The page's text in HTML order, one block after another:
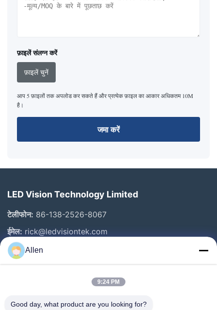
फ़ाइलें संलग्न करें
फ़ाइलें चुनें
आप 5 फ़ाइलों तक अपलोड कर सकते हैं और प्रत्येक फ़ाइल का आकार अधिकतम 10M
है।
जमा करें
LED Vision Technology Limited
टेलीफोन: 86-138-2526-8067
ईमेल: rick@ledvisiontek.com
त्वरित लिंक
उत्पाद
Allen
9:24 PM
Good day, what product are you looking for?